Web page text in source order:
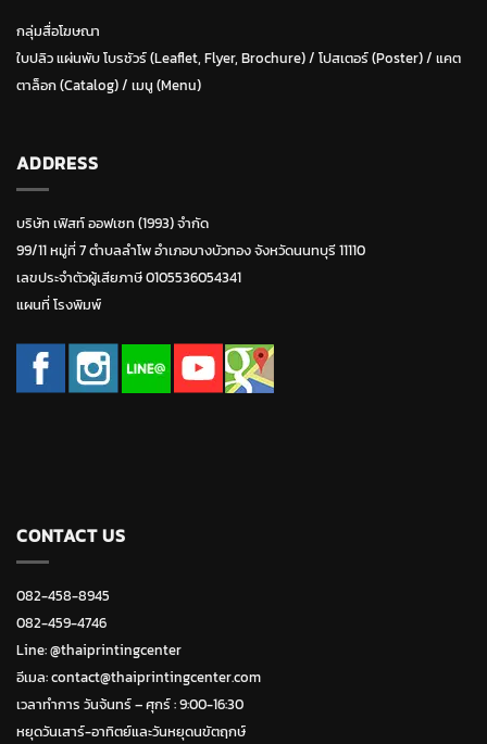
กลุ่มสื่อโฆษณา
ใบปลิว แผ่นพับ โบรชัวร์ (Leaflet, Flyer, Brochure)/ โปสเตอร์ (Poster) / แคต
ตาล็อก (Catalog)/ เมนู (Menu)
ADDRESS
บริษัท เฟิสท์ ออฟเซท (1993) จำกัด
99/11 หมู่ที่ 7 ตำบลลำโพ อำเภอบางบัวทอง จังหวัดนนทบุรี 11110
เลขประจำตัวผู้เสียภาษี 0105536054341
แผนที่ โรงพิมพ์
CONTACT US
082-458-8945
082-459-4746
Line:@thaiprintingcenter
อีเมล: contact@thaiprintingcenter.com
เวลาทำการ วันจ้นทร์ – ศุกร์ : 9:00-16:30
หยุดวันเสาร์-อาทิตย์และวันหยุดนขัตฤกษ์